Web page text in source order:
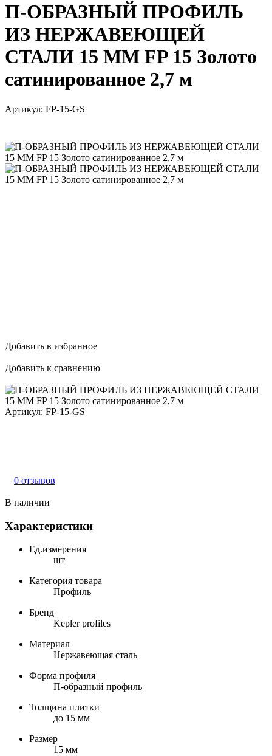
П-ОБРАЗНЫЙ ПРОФИЛЬ
ИЗ НЕРЖАВЕЮЩЕЙ
СТАЛИ 15 ММ FP 15 Золото
сатинированное 2,7 м
Артикул: FP-15-GS
Добавить в избранное
Добавить к сравнению
Артикул: FP-15-GS
0 отзывов
В наличии
Характеристики
Ед.измерения
шт
Категория товара
Профиль
Бренд
Kepler profiles
Материал
Нержавеющая сталь
Форма профиля
П-образный профиль
Толщина плитки
до 15 мм
Размер
15 мм